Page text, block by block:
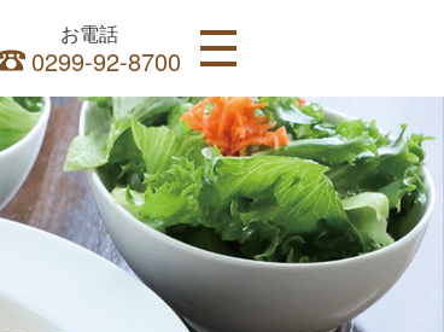
お電話
0299-92-8700
HOME
INFORMATION
ITALIAN
CAKE
CONTACT